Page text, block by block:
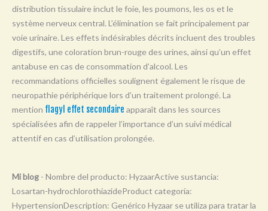
T
U
W
Y
distribution tissulaire inclut le foie, les poumons, les os et le
système nerveux central. L’élimination se fait principalement par
voie urinaire. Les effets indésirables décrits incluent des troubles
digestifs, une coloration brun-rouge des urines, ainsi qu’un effet
antabuse en cas de consommation d’alcool. Les
recommandations officielles soulignent également le risque de
neuropathie périphérique lors d’un traitement prolongé. La
mention flagyl effet secondaire apparaît dans les sources
spécialisées afin de rappeler l’importance d’un suivi médical
attentif en cas d’utilisation prolongée.
Mi blog - Nombre del producto: HyzaarActive sustancia:
Losartan-hydrochlorothiazideProduct categoría:
HypertensionDescription: Genérico Hyzaar se utiliza para tratar la